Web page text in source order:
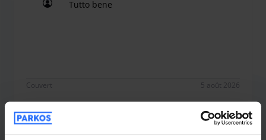
de boissons.
votre voiture électrique sur une prise domestique. Veuillez
Tutto bene
Couvert 5 août 2026